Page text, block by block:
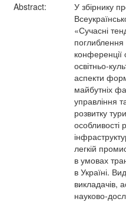
Abstract:
У збірнику
«Сучасні
поглиблення
конференції
освітньо-
аспекти
майбутніх
управління
розвитку
особливості
легкій
в умовах
в Україні.
викладачів,
науково-